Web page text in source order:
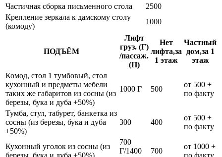
Частичная сборка письменного стола
2500
Крепление зеркала к дамскому столу
(комоду)
1000
ПОДЪЁМ
Лифт
груз. (Г)
/пассаж.
(П)
Нет
лифта,за
1 этаж
Частный
дом,за 1
этаж
Комод, стол 1 тумбовый, стол
кухонный и предметы мебели
таких же габаритов из сосны (из
березы, бука и дуба +50%)
1000 Г 500
от 500 +
по факту
Тумба, стул, табурет, банкетка из
сосны (из березы, бука и дуба
+50%)
300 400
от 500 +
по факту
Кухонный уголок из сосны (из
березы, бука и дуба +50%)
700
Г/1400
700
от 1000 +
по факту